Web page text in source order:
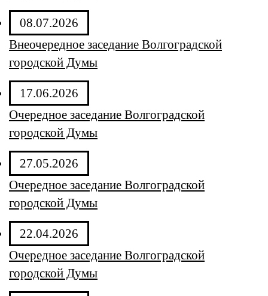
08.07.2026
Внеочередное заседание Волгоградской
городской Думы
17.06.2026
Очередное заседание Волгоградской
городской Думы
27.05.2026
Очередное заседание Волгоградской
городской Думы
22.04.2026
Очередное заседание Волгоградской
городской Думы